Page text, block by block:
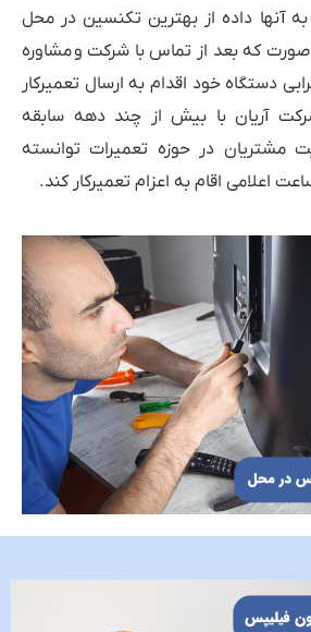
آنها داده از بهترین تکنسین در محل
صورت که بعد از تماس با شرکت و مشاوره
دستگاه خود اقدام به ارسال تعمیرکار
آریان با بیش از چند دهه سابقه
مشتریان در حوزه تعمیرات توانسته
اعلامی اقام به اعزام تعمیرکار کند.